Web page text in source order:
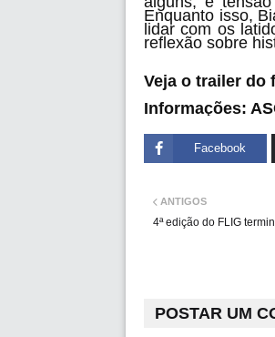
Enquanto isso,
lidar com os
reflexão sobre
Veja o trailer do
Informações:
Facebook
ANTIGOS
4ª edição do FLIG
POSTAR UM